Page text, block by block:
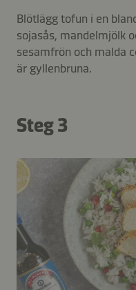
Blötlägg tofun i en
sojasås, mandelmjölk
sesamfrön och malda
är gyllenbruna.
Steg 3